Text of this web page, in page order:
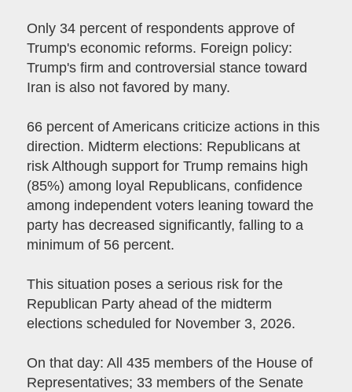
Only 34 percent of respondents approve of
Trump's economic reforms. Foreign policy:
Trump's firm and controversial stance toward
Iran is also not favored by many.
66 percent of Americans criticize actions in this
direction. Midterm elections: Republicans at
risk Although support for Trump remains high
(85%) among loyal Republicans, confidence
among independent voters leaning toward the
party has decreased significantly, falling to a
minimum of 56 percent.
This situation poses a serious risk for the
Republican Party ahead of the midterm
elections scheduled for November 3, 2026.
On that day: All 435 members of the House of
Representatives; 33 members of the Senate